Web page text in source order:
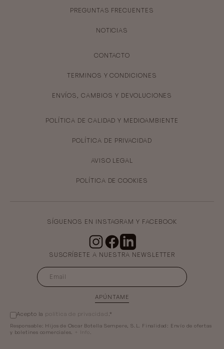
PREGUNTAS FRECUENTES
NOTICIAS
CONTACTO
TERMINOS Y CONDICIONES
ENVÍOS, CAMBIOS Y DEVOLUCIONES
POLÍTICA DE CALIDAD Y MEDIOAMBIENTE
POLÍTICA DE PRIVACIDAD
AVISO LEGAL
POLÍTICA DE COOKIES
SÍGUENOS EN INSTAGRAM Y FACEBOOK
SUSCRÍBETE A NUESTRA NEWSLETTER
APÚNTAME
Acepto la política de privacidad .*
Responsable: Hijos de Oscar Botella Sempere, S.L. Finalidad: Envío de ofertas
y boletines comerciales.
+ Info